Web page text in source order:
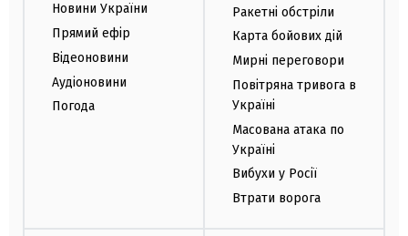
Новини України
Прямий ефір
Відеоновини
Аудіоновини
Погода
Ракетні обстріли
Карта бойових дій
Мирні переговори
Повітряна тривога в
Україні
Масована атака по
Україні
Вибухи у Росії
Втрати ворога